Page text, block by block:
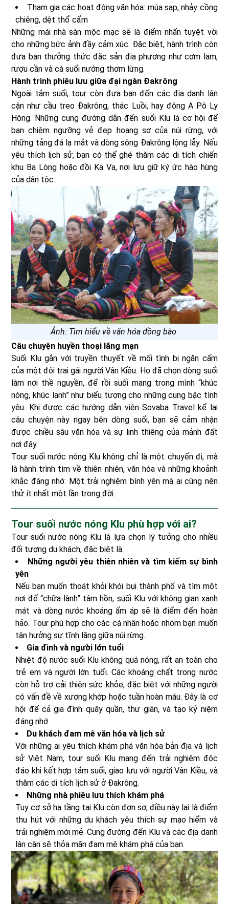
Tham gia các hoạt động văn hóa: múa sạp, nhảy cồng
chiêng, dệt thổ cẩm
Những mái nhà sàn mộc mạc sẽ là điểm nhấn tuyệt vời
cho những bức ảnh đầy cảm xúc. Đặc biệt, hành trình còn
đưa bạn thưởng thức đặc sản địa phương như cơm lam,
rượu cần và cá suối nướng thơm lừng.
Hành trình phiêu lưu giữa đại ngàn Đakrông
Ngoài tắm suối, tour còn đưa bạn đến các địa danh lân
cận như cầu treo Đakrông, thác Luồi, hay động A Pô Ly
Hông. Những cung đường dẫn đến suối Klu là cơ hội để
bạn chiêm ngưỡng vẻ đẹp hoang sơ của núi rừng, với
những tảng đá lạ mắt và dòng sông Đakrông lộng lẫy. Nếu
yêu thích lịch sử, bạn có thể ghé thăm các di tích chiến
khu Ba Lòng hoặc đồi Ka Va, nơi lưu giữ ký ức hào hùng
của dân tộc.
Ảnh: Tìm hiểu về văn hóa đồng bào
Câu chuyện huyền thoại lãng mạn
Suối Klu gắn với truyền thuyết về mối tình bị ngăn cấm
của một đôi trai gái người Vân Kiều. Họ đã chọn dòng suối
làm nơi thề nguyền, để rồi suối mang trong mình “khúc
nóng, khúc lạnh” như biểu tượng cho những cung bậc tình
yêu. Khi được các hướng dẫn viên Sovaba Travel kể lại
câu chuyện này ngay bên dòng suối, bạn sẽ cảm nhận
được chiều sâu văn hóa và sự linh thiêng của mảnh đất
nơi đây.
Tour suối nước nóng Klu không chỉ là một chuyến đi, mà
là hành trình tìm về thiên nhiên, văn hóa và những khoảnh
khắc đáng nhớ. Một trải nghiệm bình yên mà ai cũng nên
thử ít nhất một lần trong đời.
Tour suối nước nóng Klu phù hợp với ai?
Tour suối nước nóng Klu là lựa chọn lý tưởng cho nhiều
đối tượng du khách, đặc biệt là:
Những người yêu thiên nhiên và tìm kiếm sự bình
yên
Nếu bạn muốn thoát khỏi khói bụi thành phố và tìm một
nơi để “chữa lành” tâm hồn, suối Klu với không gian xanh
mát và dòng nước khoáng ấm áp sẽ là điểm đến hoàn
hảo. Tour phù hợp cho các cá nhân hoặc nhóm bạn muốn
tận hưởng sự tĩnh lặng giữa núi rừng.
Gia đình và người lớn tuổi
Nhiệt độ nước suối Klu không quá nóng, rất an toàn cho
trẻ em và người lớn tuổi. Các khoáng chất trong nước
còn hỗ trợ cải thiện sức khỏe, đặc biệt với những người
có vấn đề về xương khớp hoặc tuần hoàn máu. Đây là cơ
hội để cả gia đình quây quần, thư giãn, và tạo kỷ niệm
đáng nhớ.
Du khách đam mê văn hóa và lịch sử
Với những ai yêu thích khám phá văn hóa bản địa và lịch
sử Việt Nam, tour suối Klu mang đến trải nghiệm độc
đáo khi kết hợp tắm suối, giao lưu với người Vân Kiều, và
thăm các di tích lịch sử ở Đakrông.
Những nhà phiêu lưu thích khám phá
Tuy cơ sở hạ tầng tại Klu còn đơn sơ, điều này lại là điểm
thu hút với những du khách yêu thích sự mạo hiểm và
trải nghiệm mới mẻ. Cung đường đến Klu và các địa danh
lân cận sẽ thỏa mãn đam mê khám phá của bạn.